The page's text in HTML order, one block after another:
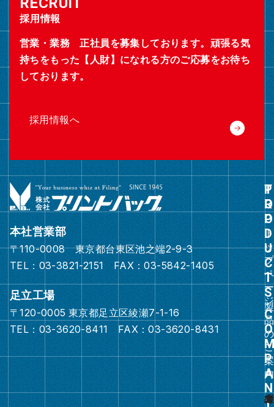
採用情報
営業・業務 正社員を募集しております。頑張る気
持ちをもった【人財】になれる方のご応募をお待ち
しております。
採用情報へ
本社営業部
〒110-0008 東京都台東区池之端2-9-3
TEL：03-3821-2151 FAX：03-5842-1405
足立工場
〒120-0005 東京都足立区綾瀬7-1-16
TEL：03-3620-8411 FAX：03-3620-8431
ト
ッ
プ
ペ
ー
ジ
グ
ル
ー
プ
リ
ン
ク
グ
ル
ー
プ
リ
ン
製
品
の
ご
案
内
オ
白
ス
カ
オ
タ
そ
綴